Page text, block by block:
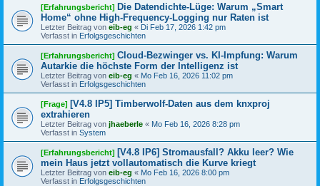
[Erfahrungsbericht] Die Datendichte-Lüge: Warum „Smart
Home“ ohne High-Frequency-Logging nur Raten ist
Letzter Beitrag von eib-eg « Di Feb 17, 2026 1:42 pm
Verfasst in Erfolgsgeschichten
[Erfahrungsbericht] Cloud-Bezwinger vs. KI-Impfung: Warum
Autarkie die höchste Form der Intelligenz ist
Letzter Beitrag von eib-eg « Mo Feb 16, 2026 11:02 pm
Verfasst in Erfolgsgeschichten
[Frage] [V4.8 IP5] Timberwolf-Daten aus dem knxproj
extrahieren
Letzter Beitrag von jhaeberle « Mo Feb 16, 2026 8:28 pm
Verfasst in System
[Erfahrungsbericht] [V4.8 IP6] Stromausfall? Akku leer? Wie
mein Haus jetzt vollautomatisch die Kurve kriegt
Letzter Beitrag von eib-eg « Mo Feb 16, 2026 8:00 pm
Verfasst in Erfolgsgeschichten